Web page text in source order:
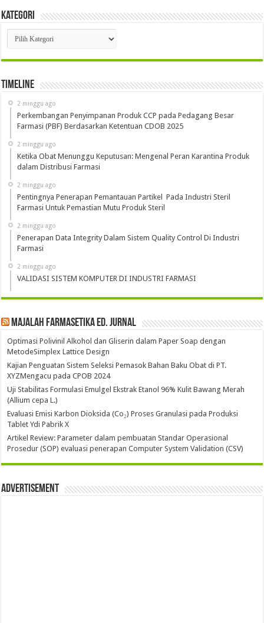
Kategori
Kategori
Timeline
2 minggu ago
Perkembangan Penyimpanan Produk CCP pada Pedagang Besar
Farmasi (PBF) Berdasarkan Ketentuan CDOB 2025
2 minggu ago
Ketika Obat Menunggu Keputusan: Mengenal Peran Karantina Produk
dalam Distribusi Farmasi
2 minggu ago
Pentingnya Penerapan Pemantauan Partikel Pada Industri Steril
Farmasi Untuk Pemastian Mutu Produk Steril
2 minggu ago
Penerapan Data Integrity Dalam Sistem Quality Control Di Industri
Farmasi
2 minggu ago
VALIDASI SISTEM KOMPUTER DI INDUSTRI FARMASI
Majalah Farmasetika Ed. Jurnal
Optimasi Polivinil Alkohol dan Gliserin dalam Paper Soap dengan
MetodeSimplex Lattice Design
Kajian Penguatan Sistem Seleksi Pemasok Bahan Baku Obat di PT.
XYZMengacu pada CPOB 2024
Uji Stabilitas Formulasi Emulgel Ekstrak Etanol 96% Kulit Bawang Merah
(Allium cepa L.)
Evaluasi Emisi Karbon Dioksida (Co₂) Proses Granulasi pada Produksi
Tablet Ydi Pabrik X
Artikel Review: Parameter dalam pembuatan Standar Operasional
Prosedur (SOP) evaluasi penerapan Computer System Validation (CSV)
Advertisement